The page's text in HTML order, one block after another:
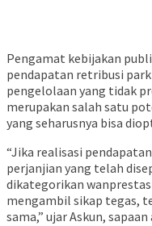
Pengamat kebijakan
pendapatan retribusi
pengelolaan yang tidak
merupakan salah satu
yang seharusnya bisa
“Jika realisasi
perjanjian yang telah
dikategorikan
mengambil sikap tegas,
sama,” ujar Askun,